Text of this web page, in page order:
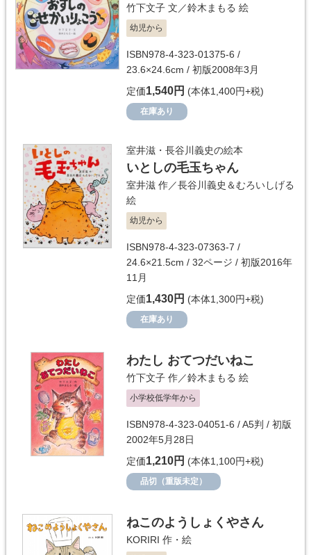
竹下文子 文／鈴木まもる 絵
幼児から
ISBN978-4-323-01375-6 /
23.6×24.6cm / 初版2008年3月
定価1,540円 (本体1,400円+税)
在庫あり
室井滋・長谷川義史の絵本
いとしの毛玉ちゃん
室井滋 作／長谷川義史＆むろいしげる
絵
幼児から
ISBN978-4-323-07363-7 /
24.6×21.5cm / 32ページ / 初版2016年
11月
定価1,430円 (本体1,300円+税)
在庫あり
わたし おてつだいねこ
竹下文子 作／鈴木まもる 絵
小学校低学年から
ISBN978-4-323-04051-6 / A5判 / 初版
2002年5月28日
定価1,210円 (本体1,100円+税)
品切（重版未定）
ねこのようしょくやさん
KORIRI 作・絵